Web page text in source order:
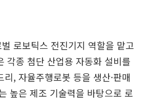
로보틱스 전진기지 역할을 맡고
각종 첨단 산업용 자동화 설비를
리, 자율주행로봇 등을 생산·판매
높은 제조 기술력을 바탕으로 로